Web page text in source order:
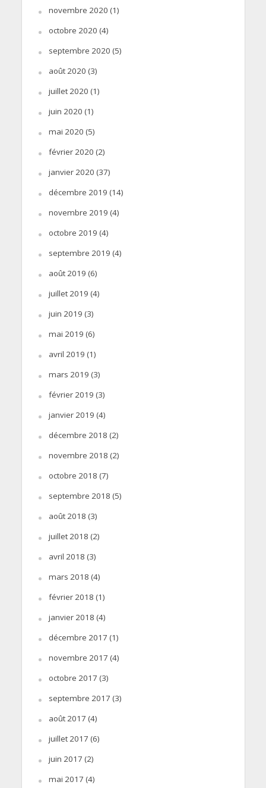
novembre 2020 (1)
octobre 2020 (4)
septembre 2020 (5)
août 2020 (3)
juillet 2020 (1)
juin 2020 (1)
mai 2020 (5)
février 2020 (2)
janvier 2020 (37)
décembre 2019 (14)
novembre 2019 (4)
octobre 2019 (4)
septembre 2019 (4)
août 2019 (6)
juillet 2019 (4)
juin 2019 (3)
mai 2019 (6)
avril 2019 (1)
mars 2019 (3)
février 2019 (3)
janvier 2019 (4)
décembre 2018 (2)
novembre 2018 (2)
octobre 2018 (7)
septembre 2018 (5)
août 2018 (3)
juillet 2018 (2)
avril 2018 (3)
mars 2018 (4)
février 2018 (1)
janvier 2018 (4)
décembre 2017 (1)
novembre 2017 (4)
octobre 2017 (3)
septembre 2017 (3)
août 2017 (4)
juillet 2017 (6)
juin 2017 (2)
mai 2017 (4)